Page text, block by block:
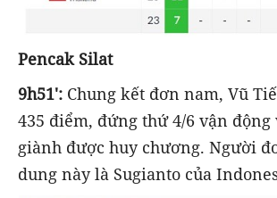
Pencak Silat
9h51': Chung kết đơn nam, Vũ
435 điểm, đứng thứ 4/6 vận
giành được huy chương. Người
dung này là Sugianto của